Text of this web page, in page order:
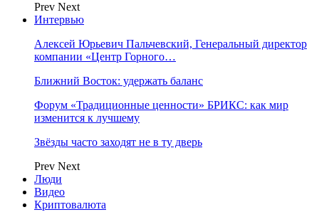
Prev Next
Интервью
Алексей Юрьевич Пальчевский, Генеральный директор
компании «Центр Горного…
Ближний Восток: удержать баланс
Форум «Традиционные ценности» БРИКС: как мир
изменится к лучшему
Звёзды часто заходят не в ту дверь
Prev Next
Люди
Видео
Криптовалюта